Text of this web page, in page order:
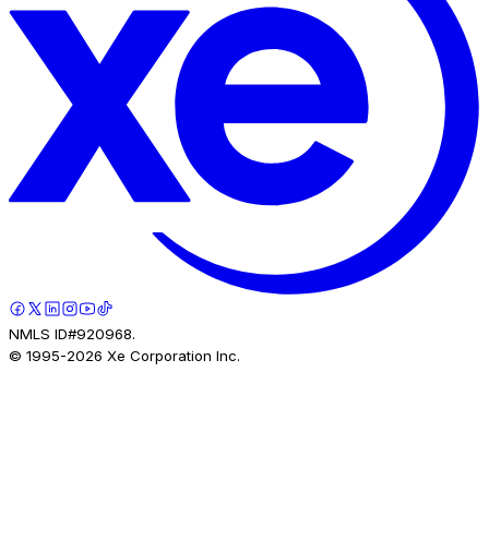
NMLS ID#920968.
© 1995-2026 Xe Corporation Inc.